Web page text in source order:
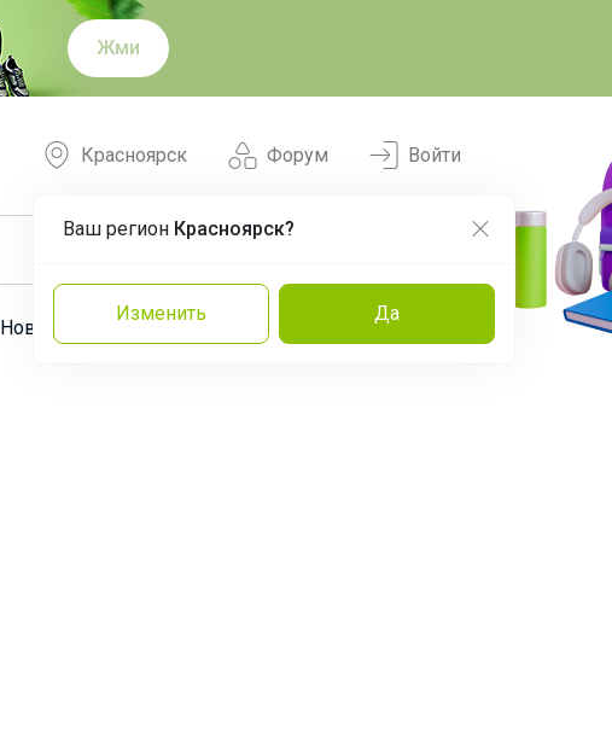
Жми
Форум
Красноярск
Ваш регион Красноярск?
Изменить Да
Войти
Новости Команда Эксперты